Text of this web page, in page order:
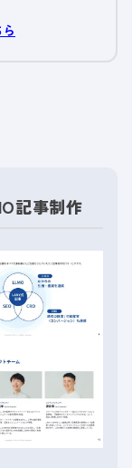
記事制作